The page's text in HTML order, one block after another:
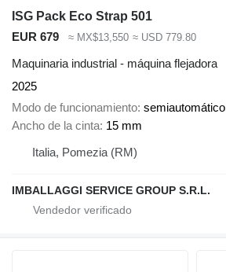
ISG Pack Eco Strap 501
EUR 679
≈ MX$13,550 ≈ USD 779.80
Maquinaria industrial - máquina flejadora
2025
Modo de funcionamiento semiautomático
Ancho de la cinta 15 mm
Italia, Pomezia (RM)
IMBALLAGGI SERVICE GROUP S.R.L.